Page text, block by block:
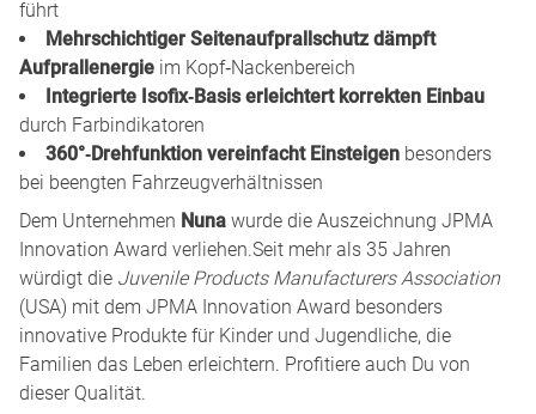
führt
Mehrschichtiger Seitenaufprallschutz dämpft
Aufprallenergie im Kopf‑Nackenbereich
Integrierte Isofix‑Basis erleichtert korrekten Einbau
durch Farbindikatoren
360°‑Drehfunktion vereinfacht Einsteigen besonders
bei beengten Fahrzeugverhältnissen
Dem Unternehmen Nuna wurde die Auszeichnung JPMA
Innovation Award verliehen.Seit mehr als 35 Jahren
würdigt die Juvenile Products Manufacturers Association
(USA) mit dem JPMA Innovation Award besonders
innovative Produkte für Kinder und Jugendliche, die
Familien das Leben erleichtern. Profitiere auch Du von
dieser Qualität.